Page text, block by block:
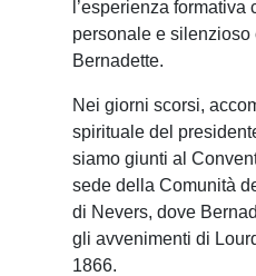
l’esperienza
personale e silenzioso
Bernadette.
Nei giorni scorsi,
spirituale del
siamo giunti al
sede della Comunità
di Nevers, dove
gli avvenimenti di
1866.